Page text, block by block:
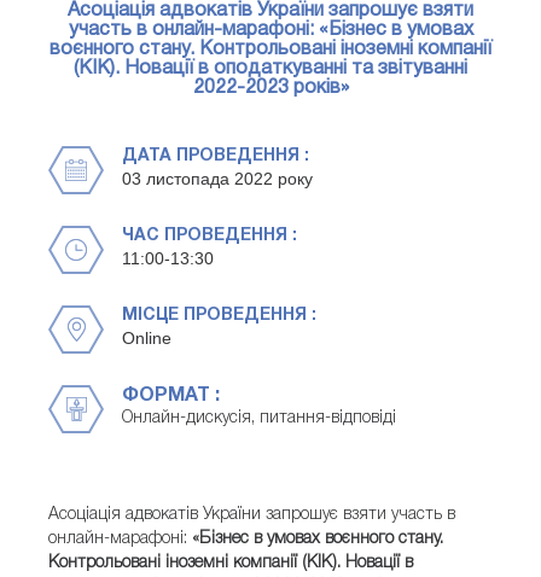
Асоціація адвокатів України запрошує взяти
участь в онлайн-марафоні: «Бізнес в умовах
воєнного стану. Контрольовані іноземні компанії
(КІК). Новації в оподаткуванні та звітуванні
2022-2023 років»
ДАТА ПРОВЕДЕННЯ :
03 листопада 2022 року
ЧАС ПРОВЕДЕННЯ :
11:00-13:30
МІСЦЕ ПРОВЕДЕННЯ :
Online
ФОРМАТ :
Онлайн-дискусія, питання-відповіді
Асоціація адвокатів України запрошує взяти участь в
онлайн-марафоні: «Бізнес в умовах воєнного стану.
Контрольовані іноземні компанії (КІК). Новації в